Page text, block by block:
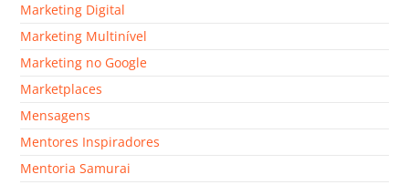
Marketing Digital
Marketing Multinível
Marketing no Google
Marketplaces
Mensagens
Mentores Inspiradores
Mentoria Samurai